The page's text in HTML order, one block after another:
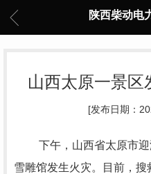
陕西柴动电
山西太原一景区
[发布日期：
下午，山西省太原市迎
雪雕馆发生火灾。目前，